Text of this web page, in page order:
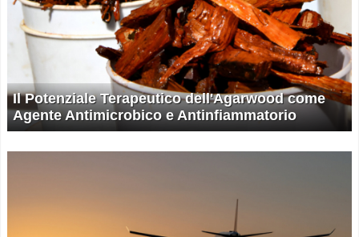
Il Potenziale Terapeutico dell'Agarwood come
Agente Antimicrobico e Antinfiammatorio